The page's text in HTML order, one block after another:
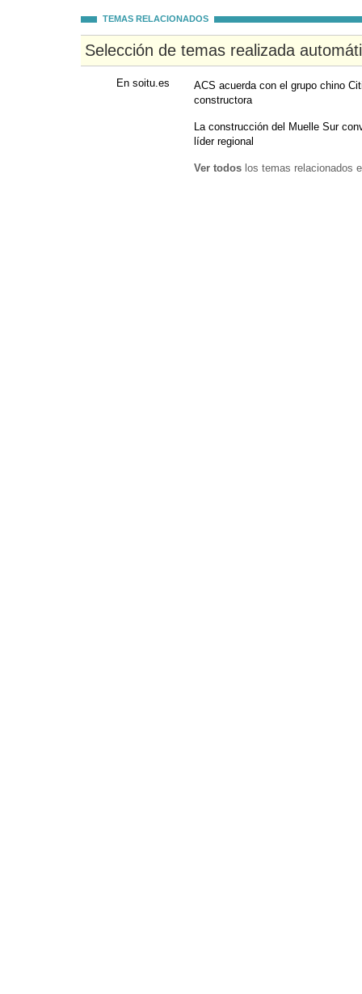
TEMAS RELACIONADOS
Selección de temas realizada
En soitu.es
ACS acuerda con el grupo chino
constructora
La construcción del Muelle Sur
líder regional
Ver todos los temas relacionados